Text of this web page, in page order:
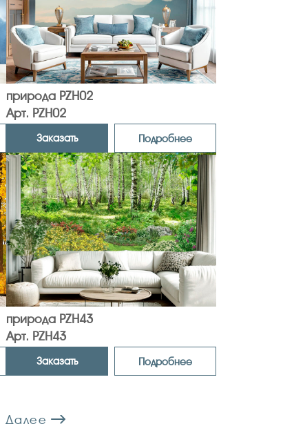
природа PZH02
Арт. PZH02
Заказать Подробнее
природа PZH43
Арт. PZH43
Заказать Подробнее
Далее